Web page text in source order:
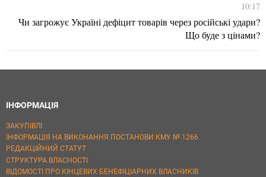
10:17
Чи загрожує Україні дефіцит товарів через російські удари?
Що буде з цінами?
ІНФОРМАЦІЯ
ЗАКУПІВЛІ
ІНФОРМАЦІЯ НА ВИКОНАННЯ ПОСТАНОВИ КМУ № 1266
РЕДАКЦІЙНИЙ СТАТУТ
СТРУКТУРА ВЛАСНОСТІ
ВІДОМОСТІ ПРО КІНЦЕВИХ БЕНЕФІЦІАРНИХ ВЛАСНИКІВ